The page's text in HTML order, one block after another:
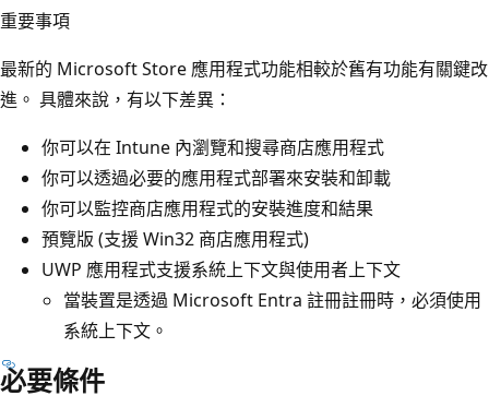
重要事項
最新的 Microsoft Store 應用程式功能相較於舊有功能有關鍵改
進。 具體來說，有以下差異：
你可以在 Intune 內瀏覽和搜尋商店應用程式
你可以透過必要的應用程式部署來安裝和卸載
你可以監控商店應用程式的安裝進度和結果
預覽版 (支援 Win32 商店應用程式)
UWP 應用程式支援系統上下文與使用者上下文
當裝置是透過 Microsoft Entra 註冊註冊時，必須使用
系統上下文。
必要條件